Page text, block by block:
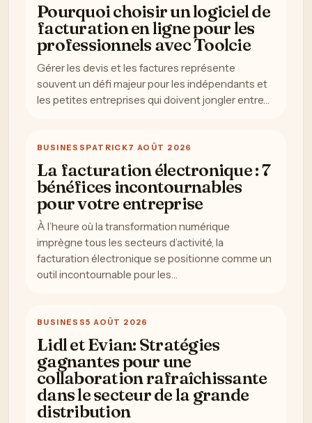
Pourquoi choisir un logiciel de
facturation en ligne pour les
professionnels avec Toolcie
Gérer les devis et les factures représente
souvent un défi majeur pour les indépendants et
les petites entreprises qui doivent jongler entre…
BUSINESS PATRICK7 AOÛT 2026
La facturation électronique : 7
bénéfices incontournables
pour votre entreprise
À l’heure où la transformation numérique
imprègne tous les secteurs d’activité, la
facturation électronique se positionne comme un
outil incontournable pour les…
BUSINESS5 AOÛT 2026
Lidl et Evian: Stratégies
gagnantes pour une
collaboration rafraîchissante
dans le secteur de la grande
distribution